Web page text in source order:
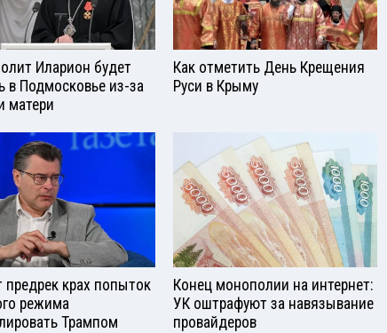
Иларион будет
в Подмосковье из-за
матери
Как отметить День Крещения
Руси в Крыму
предрек крах попыток
режима
Трампом
Конец монополии на интернет:
УК оштрафуют за навязывание
провайдеров